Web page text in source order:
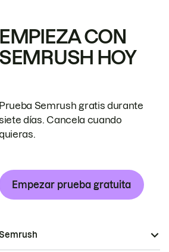
EMPIEZA CON
SEMRUSH HOY
Prueba Semrush gratis durante
días. Cancela cuando
Empezar prueba gratuita